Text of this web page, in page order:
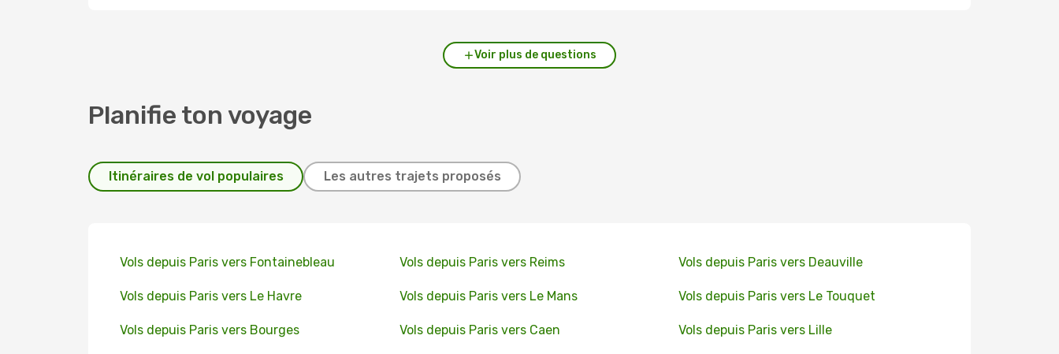
Voir plus de questions
Planifie ton voyage
Itinéraires de vol populaires Les autres trajets proposés
Vols depuis Paris vers Fontainebleau Vols depuis Paris vers Reims Vols depuis Paris vers Deauville
Vols depuis Paris vers Le Havre Vols depuis Paris vers Le Mans Vols depuis Paris vers Le Touquet
Vols depuis Paris vers Bourges Vols depuis Paris vers Caen Vols depuis Paris vers Lille